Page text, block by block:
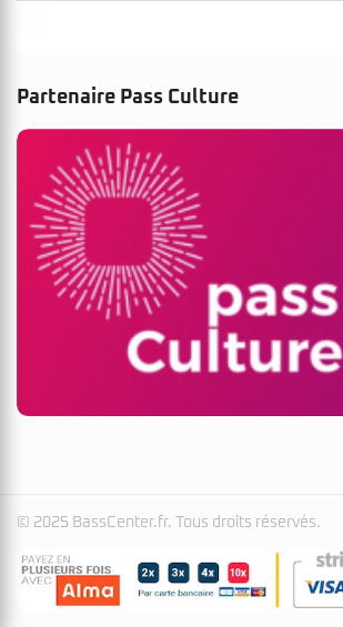
Partenaire Pass Culture
© 2025 BassCenter.fr. Tous droits réservés.